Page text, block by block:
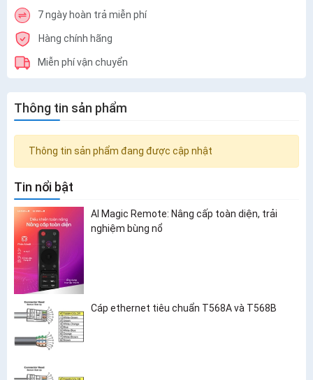
7 ngày hoàn trả miễn phí
Hàng chính hãng
Miễn phí vận chuyển
Thông tin sản phẩm
Thông tin sản phẩm đang được cập nhật
Tin nổi bật
AI Magic Remote: Nâng cấp toàn diện, trải
nghiệm bùng nổ
Cáp ethernet tiêu chuẩn T568A và T568B